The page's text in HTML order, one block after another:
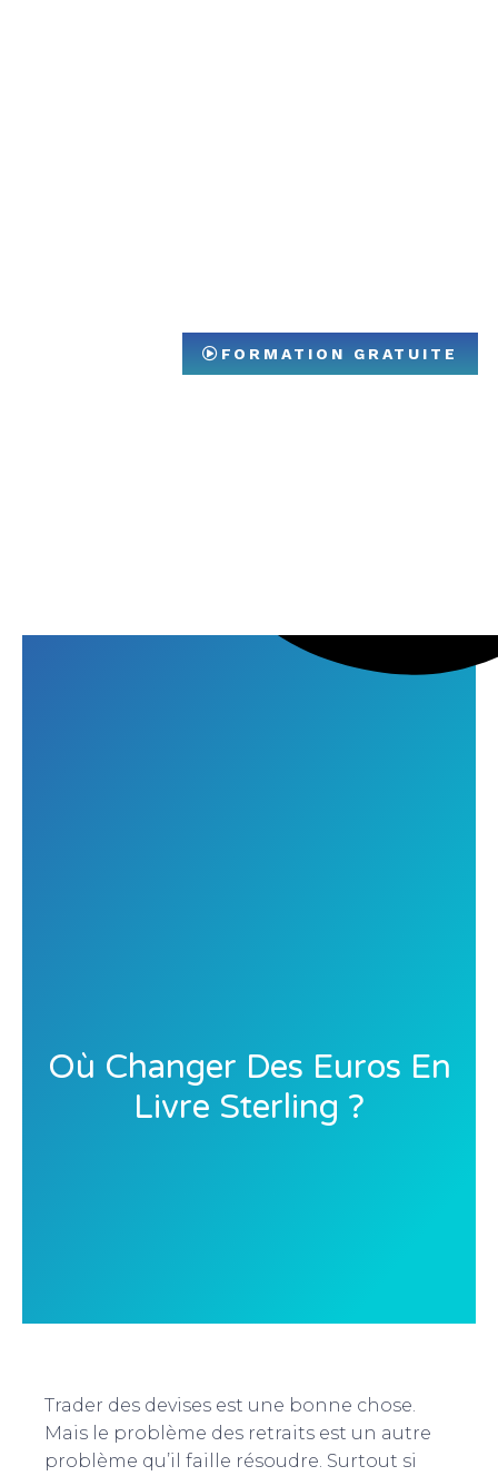
FORMATION GRATUITE
Où Changer Des Euros En
Livre Sterling ?
Trader des devises est une bonne chose.
Mais le problème des retraits est un autre
problème qu’il faille résoudre. Surtout si